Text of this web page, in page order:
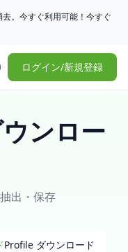
。今すぐ利用可能！今すぐ
ログイン/新規登録
ンロー
出・保存
Profile ダウンロード